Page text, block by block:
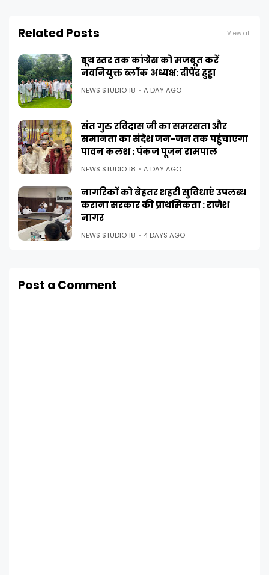
Related Posts View all
बूथ स्तर तक कांग्रेस को मजबूत करें
नवनियुक्त ब्लॉक अध्यक्ष: दीपेंद्र हुड्डा
NEWS STUDIO 18 A DAY AGO
संत गुरु रविदास जी का समरसता और
समानता का संदेश जन-जन तक पहुंचाएगा
पावन कलश : पंकज पूजन रामपाल
NEWS STUDIO 18 A DAY AGO
नागरिकों को बेहतर शहरी सुविधाएं उपलब्ध
कराना सरकार की प्राथमिकता : राजेश
नागर
NEWS STUDIO 18 4 DAYS AGO
Post a Comment